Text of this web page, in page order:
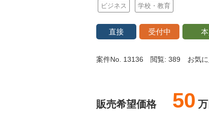
ビジネス 学校・教育
直接 受付中
案件No. 13136 閲覧: 389 お気
販売希望価格 50